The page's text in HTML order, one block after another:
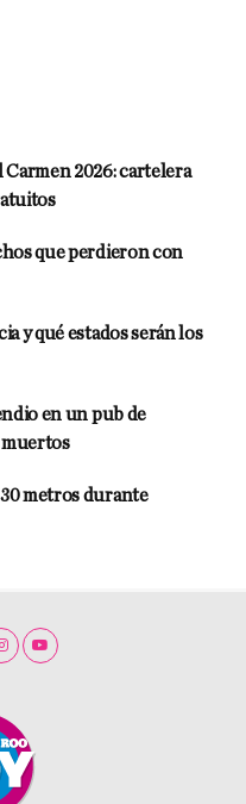
Carmen 2026: cartelera
que perdieron con
y qué estados serán los
en un pub de
muertos
metros durante